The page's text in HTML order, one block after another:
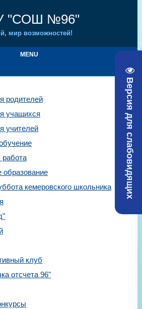
Версия для слабовидящих
"СОШ №96"
мир возможностей!
MENU
родителей
учащихся
учителей
работа
образование
кемеровского школьника
клуб
отсчета 96"